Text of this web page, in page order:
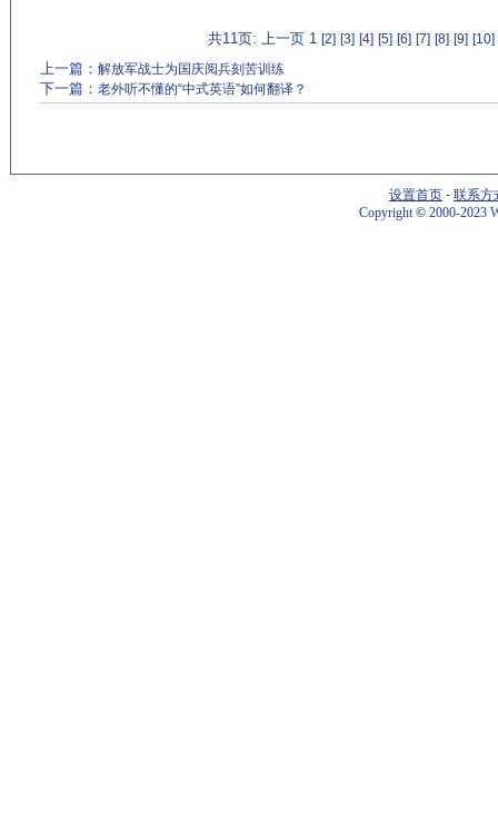
共11页: 上一页 1 [2] [3] [4] [5] [6] [7] [8] [9] [10]
上一篇： 解放军战士为国庆阅兵刻苦训练
下一篇： 老外听不懂的“中式英语”如何翻译？
设置首页 - 联系方
Copyright©2000-2023